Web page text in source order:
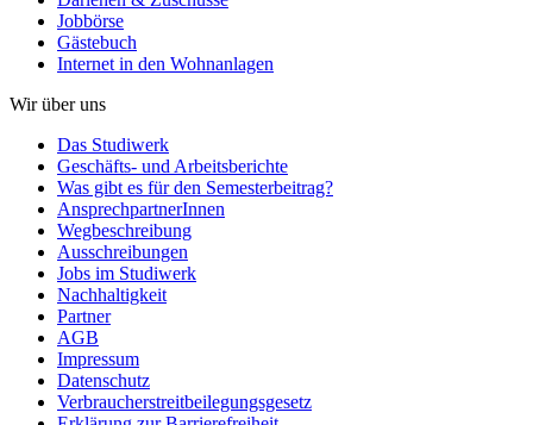
Jobbörse
Gästebuch
Internet in den Wohnanlagen
Wir über uns
Das Studiwerk
Geschäfts- und Arbeitsberichte
Was gibt es für den Semesterbeitrag?
AnsprechpartnerInnen
Wegbeschreibung
Ausschreibungen
Jobs im Studiwerk
Nachhaltigkeit
Partner
AGB
Impressum
Datenschutz
Verbraucherstreitbeilegungsgesetz